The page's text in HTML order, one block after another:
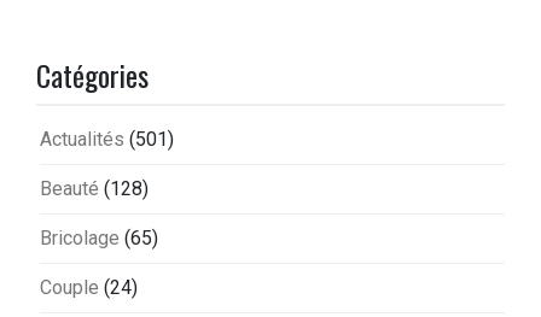
Catégories
Actualités (501)
Beauté (128)
Bricolage (65)
Couple (24)